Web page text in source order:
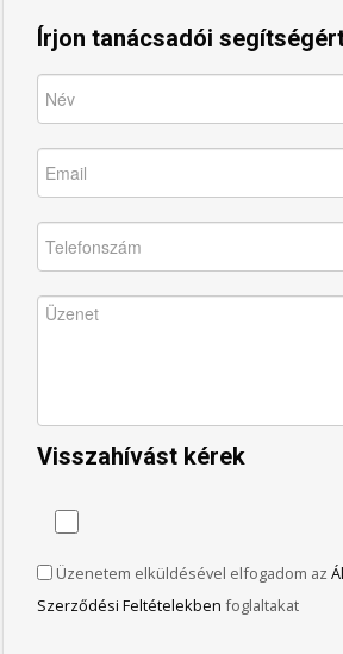
Írjon tanácsadói
Visszahívást kérek
Üzenetem elküldésével elfogadom az
Szerződési Feltételekben foglaltakat